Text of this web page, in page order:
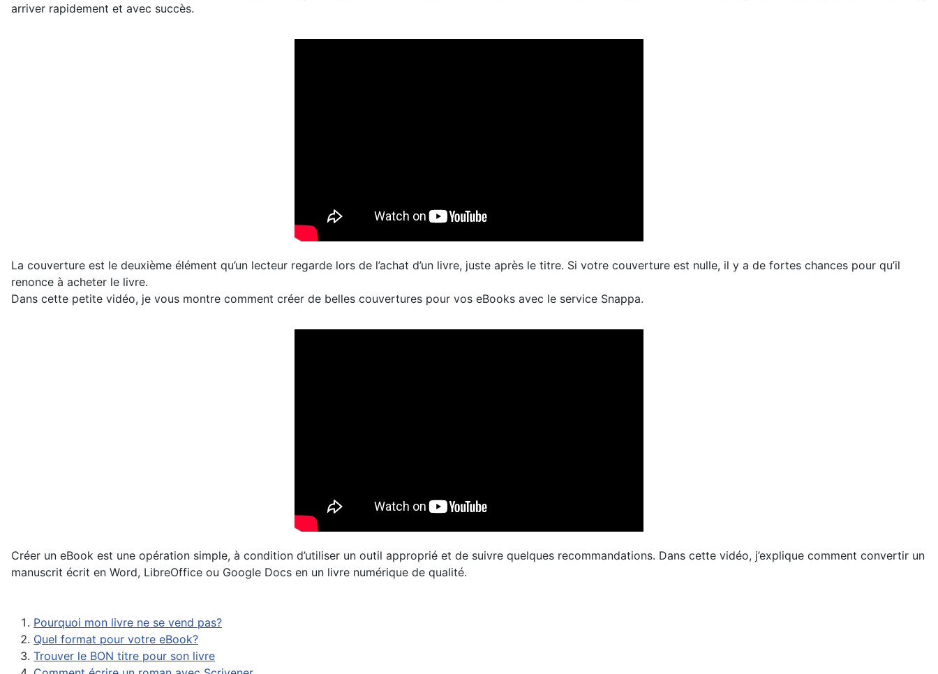
arriver rapidement et avec succès.
La couverture est le deuxième élément qu’un lecteur regarde lors de l’achat d’un livre, juste après le titre. Si votre couverture est nulle, il y a de fortes chances pour qu’il
renonce à acheter le livre.
Dans cette petite vidéo, je vous montre comment créer de belles couvertures pour vos eBooks avec le service Snappa.
Créer un eBook est une opération simple, à condition d’utiliser un outil approprié et de suivre quelques recommandations. Dans cette vidéo, j’explique comment convertir un
manuscrit écrit en Word, LibreOffice ou Google Docs en un livre numérique de qualité.
Pourquoi mon livre ne se vend pas?
Quel format pour votre eBook?
Trouver le BON titre pour son livre